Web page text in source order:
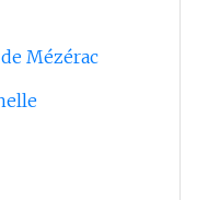
Mézérac